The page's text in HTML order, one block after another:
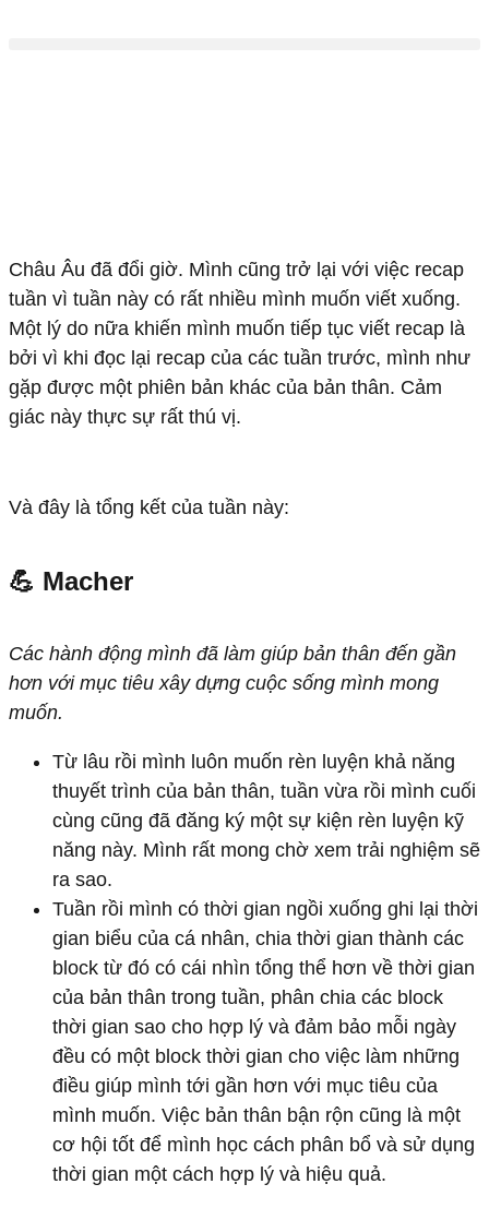
Châu Âu đã đổi giờ. Mình cũng trở lại với việc recap
tuần vì tuần này có rất nhiều mình muốn viết xuống.
Một lý do nữa khiến mình muốn tiếp tục viết recap là
bởi vì khi đọc lại recap của các tuần trước, mình như
gặp được một phiên bản khác của bản thân. Cảm
giác này thực sự rất thú vị.
Và đây là tổng kết của tuần này:
💪 Macher
Các hành động mình đã làm giúp bản thân đến gần
hơn với mục tiêu xây dựng cuộc sống mình mong
muốn.
Từ lâu rồi mình luôn muốn rèn luyện khả năng
thuyết trình của bản thân, tuần vừa rồi mình cuối
cùng cũng đã đăng ký một sự kiện rèn luyện kỹ
năng này. Mình rất mong chờ xem trải nghiệm sẽ
ra sao.
Tuần rồi mình có thời gian ngồi xuống ghi lại thời
gian biểu của cá nhân, chia thời gian thành các
block từ đó có cái nhìn tổng thể hơn về thời gian
của bản thân trong tuần, phân chia các block
thời gian sao cho hợp lý và đảm bảo mỗi ngày
đều có một block thời gian cho việc làm những
điều giúp mình tới gần hơn với mục tiêu của
mình muốn. Việc bản thân bận rộn cũng là một
cơ hội tốt để mình học cách phân bổ và sử dụng
thời gian một cách hợp lý và hiệu quả.